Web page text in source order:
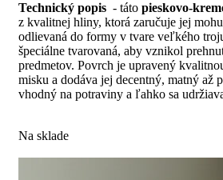
Technický popis - táto pieskovo-
z kvalitnej hliny, ktorá zaručuje jej
odlievaná do formy v tvare veľkého
špeciálne tvarovaná, aby vznikol
predmetov. Povrch je upravený
misku a dodáva jej decentný, matný až
vhodný na potraviny a ľahko sa
Na sklade